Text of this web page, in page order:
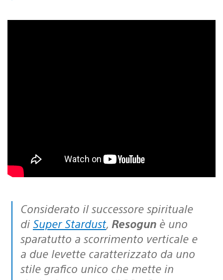
Considerato il successore spirituale
di Super Stardust, Resogun è uno
sparatutto a scorrimento verticale e
a due levette caratterizzato da uno
stile grafico unico che mette in